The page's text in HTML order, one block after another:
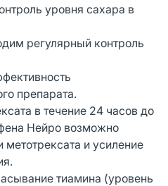
уровня сахара в
регулярный контроль
препарата.
в течение 24 часов до
Нейро возможно
и усиление
тиамина (уровень